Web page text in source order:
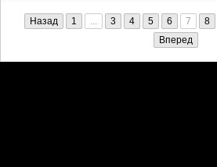
Назад 1 ... 3 4 5 6 7 8
Вперед